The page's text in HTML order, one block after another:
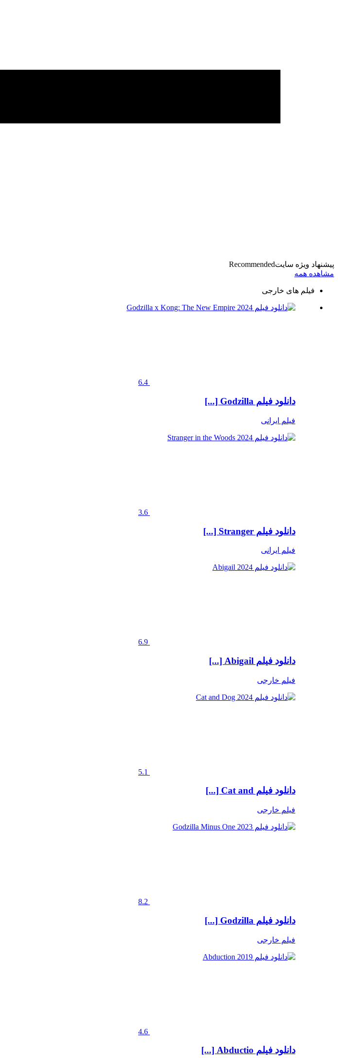
پیشنهاد ویژه سایتRecommended
مشاهده همه
فیلم های خارجی
6.4
دانلود فیلم Godzilla [...]
فیلم ایرانی
3.6
دانلود فیلم Stranger [...]
فیلم ایرانی
6.9
دانلود فیلم Abigail [...]
فیلم خارجی
5.1
دانلود فیلم Cat and [...]
فیلم خارجی
8.2
دانلود فیلم Godzilla [...]
فیلم خارجی
4.6
دانلود فیلم Abductio [...]